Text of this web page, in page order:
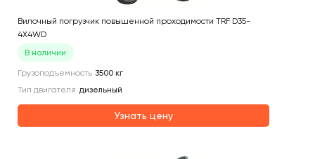
Вилочный погрузчик повышенной проходимости TRF D35-
4X4WD
В наличии
Грузоподъемность 3500 кг
Тип двигателя дизельный
Узнать цену